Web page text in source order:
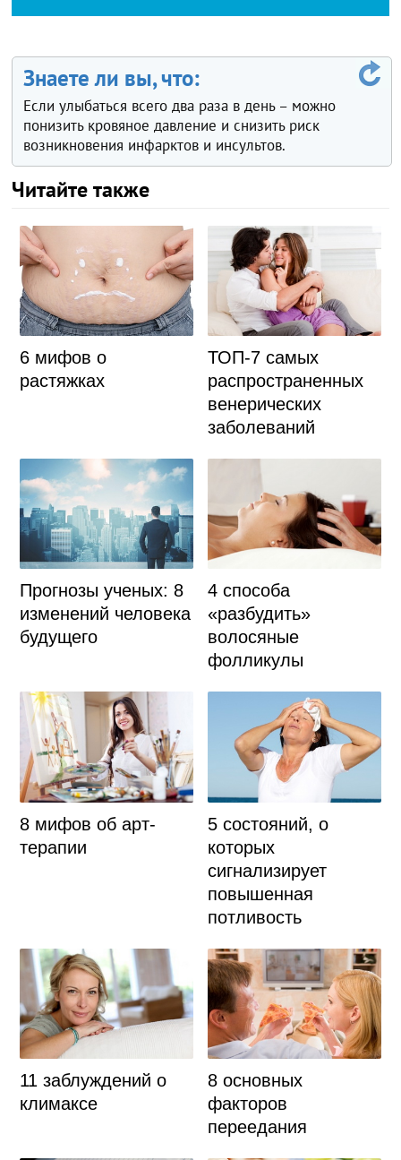
Знаете ли вы, что:
Если улыбаться всего два раза в день – можно
понизить кровяное давление и снизить риск
возникновения инфарктов и инсультов.
Читайте также
6 мифов о
растяжках
ТОП-7 самых
распространенных
венерических
заболеваний
Прогнозы ученых: 8
изменений человека
будущего
4 способа
«разбудить»
волосяные
фолликулы
8 мифов об арт-
терапии
5 состояний, о
которых
сигнализирует
повышенная
потливость
11 заблуждений о
климаксе
8 основных
факторов
переедания